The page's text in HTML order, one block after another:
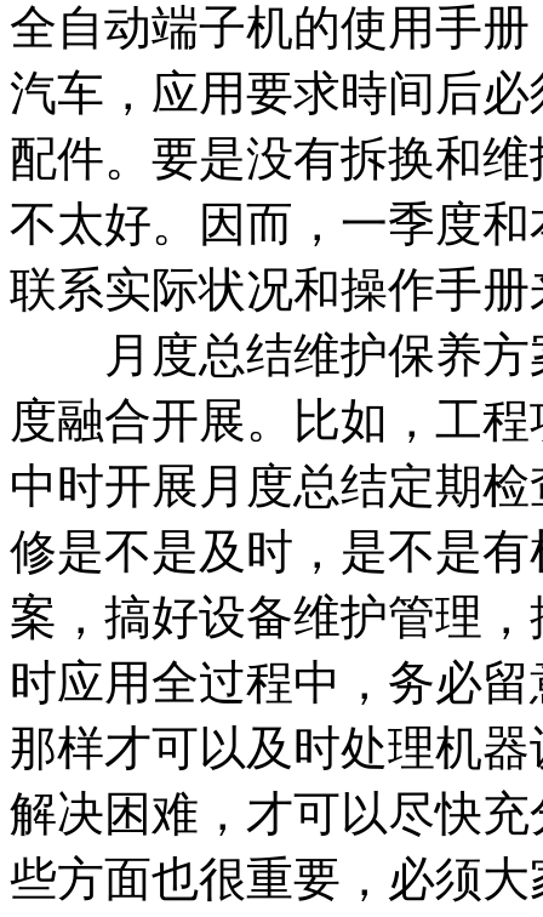
全自动端子机的使用手
汽车，应用要求時间后
配件。要是没有拆换和
不太好。因而，一季度
联系实际状况和操作手
月度总结维护保养方
度融合开展。比如，工
中时开展月度总结定期
修是不是及时，是不是
案，搞好设备维护管理
时应用全过程中，务必
那样才可以及时处理机
解决困难，才可以尽快
些方面也很重要，必须